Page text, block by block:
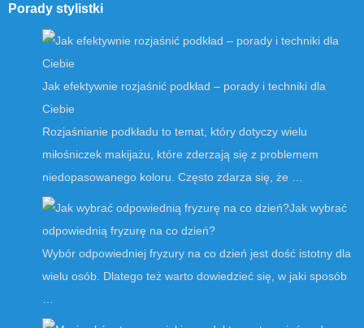
Porady stylistki
Jak efektywnie rozjaśnić podkład – porady i techniki dla
Ciebie
Rozjaśnianie podkładu to temat, który dotyczy wielu
miłośniczek makijażu, które zderzają się z problemem
niedopasowanego koloru. Często zdarza się, że …
Jak wybrać
odpowiednią fryzurę na co dzień?
Wybór odpowiedniej fryzury na co dzień jest dość istotny dla
wielu osób. Dlatego też warto dowiedzieć się, w jaki sposób